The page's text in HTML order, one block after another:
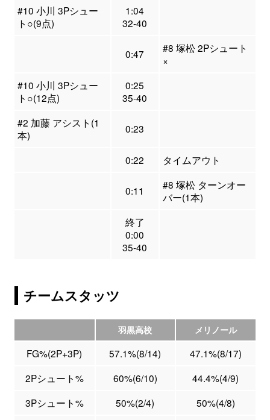
#10 小川 3Pシュー
ト○(9点)
1:04
32-40
0:47
#8 塚松 2Pシュート
×
#10 小川 3Pシュー
ト○(12点)
0:25
35-40
#2 加藤 アシスト(1
本)
0:23
0:22 タイムアウト
0:11
#8 塚松 ターンオー
バー(1本)
終了
0:00
35-40
チームスタッツ
羽黒高校 メリノール
FG%(2P+3P) 57.1%(8/14)
47.1%(8/17)
2Pシュート%
60%(6/10)
44.4%(4/9)
3Pシュート%
50%(2/4)
50%(4/8)